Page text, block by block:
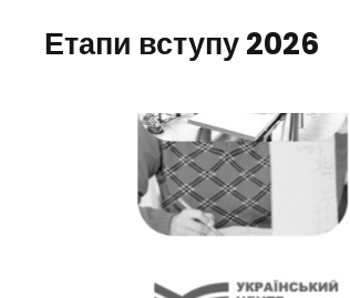
Етапи вступу 2026